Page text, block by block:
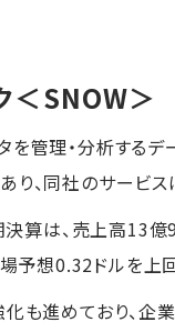
＜SNOW＞
を管理・分析する
り、同社のサービ
算は、売上高13億
予想0.32ドルを上
も進めており、企